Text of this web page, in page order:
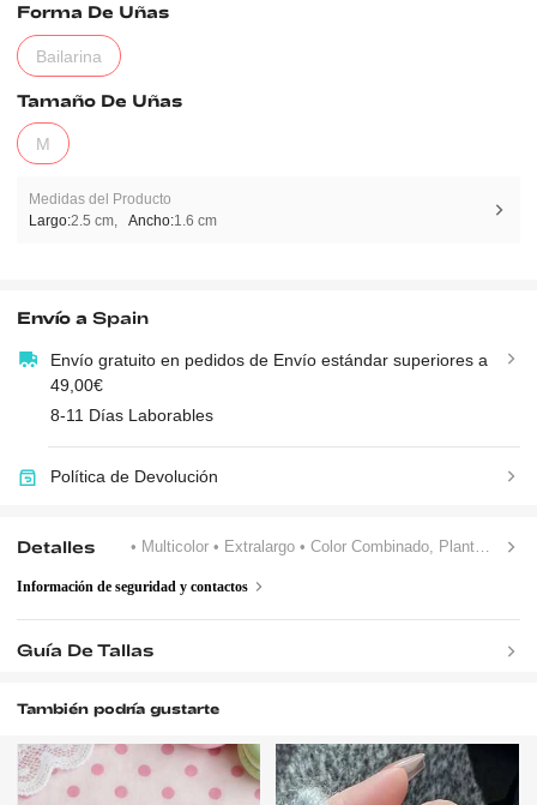
So Y Oculto Pintado A Mano Con Efecto Brillante, Para Fiestas, Bailes
Y Uso Diario.
Forma De Uñas
Bailarina
Tamaño De Uñas
M
Medidas del Producto
Largo:2.5 cm Ancho:1.6 cm
Envío aSpain
Envío gratuito en pedidos de Envío estándar superiores a
49,00€
8-11 Días Laborables
Política de Devolución
Detalles • Multicolor • Extralargo • Color Combinado, Plantas
Información de seguridad y contactos
Guía De Tallas
También podría gustarte